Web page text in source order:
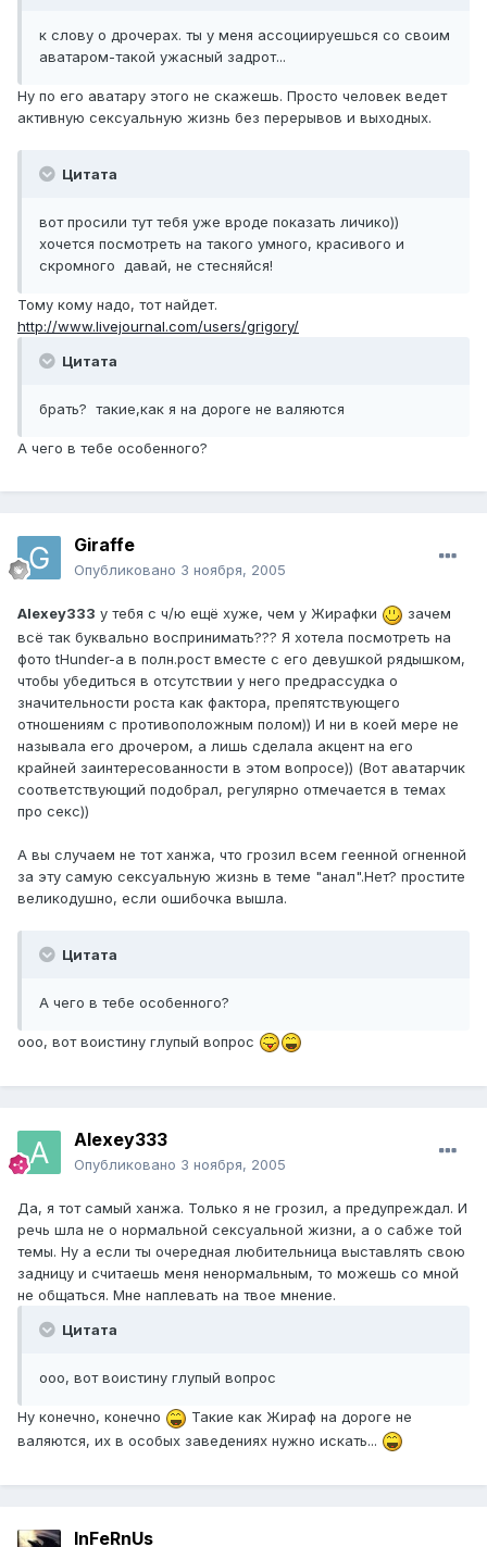
к слову о дрочерах. ты у меня ассоциируешься со своим
аватаром-такой ужасный задрот...
Ну по его аватару этого не скажешь. Просто человек ведет
активную сексуальную жизнь без перерывов и выходных.
Цитата
вот просили тут тебя уже вроде показать личико))
хочется посмотреть на такого умного, красивого и
скромного давай, не стесняйся!
Тому кому надо, тот найдет.
http://www.livejournal.com/users/grigory/
Цитата
брать? такие,как я на дороге не валяются
А чего в тебе особенного?
Giraffe
Опубликовано 3 ноября, 2005
Alexey333 у тебя с ч/ю ещё хуже, чем у Жирафки
зачем
всё так буквально воспринимать??? Я хотела посмотреть на
фото tHunder-а в полн.рост вместе с его девушкой рядышком,
чтобы убедиться в отсутствии у него предрассудка о
значительности роста как фактора, препятствующего
отношениям с противоположным полом)) И ни в коей мере не
называла его дрочером, а лишь сделала акцент на его
крайней заинтересованности в этом вопросе)) (Вот аватарчик
соответствующий подобрал, регулярно отмечается в темах
про секс))
А вы случаем не тот ханжа, что грозил всем геенной огненной
за эту самую сексуальную жизнь в теме "анал".Нет? простите
великодушно, если ошибочка вышла.
Цитата
А чего в тебе особенного?
ооо, вот воистину глупый вопрос
Alexey333
Опубликовано 3 ноября, 2005
Да, я тот самый ханжа. Только я не грозил, а предупреждал. И
речь шла не о нормальной сексуальной жизни, а о сабже той
темы. Ну а если ты очередная любительница выставлять свою
задницу и считаешь меня ненормальным, то можешь со мной
не общаться. Мне наплевать на твое мнение.
Цитата
ооо, вот воистину глупый вопрос
Ну конечно, конечно
Такие как Жираф на дороге не
валяются, их в особых заведениях нужно искать...
InFeRnUs